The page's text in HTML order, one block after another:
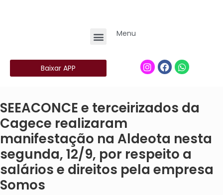
Menu
Baixar APP
SEEACONCE e terceirizados da
Cagece realizaram
manifestação na Aldeota nesta
segunda, 12/9, por respeito a
salários e direitos pela empresa
Somos